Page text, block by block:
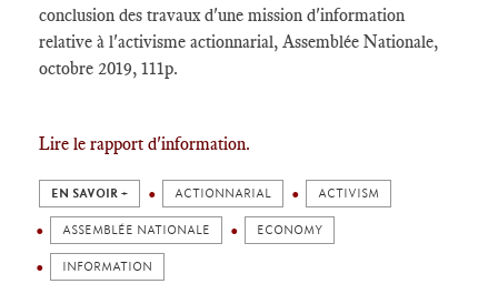
conclusion des travaux d'une mission d'information
relative à l'activisme actionnarial, Assemblée Nationale,
octobre 2019, 111p.
Lire le rapport d'information.
EN SAVOIR + ACTIONNARIAL ACTIVISM
ASSEMBLÉE NATIONALE ECONOMY
INFORMATION